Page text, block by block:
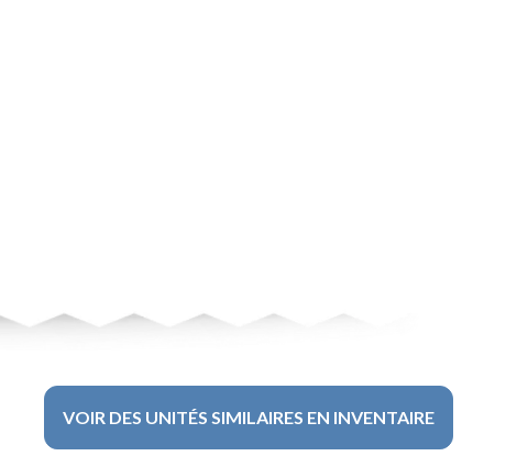
VOIR DES UNITÉS SIMILAIRES EN INVENTAIRE